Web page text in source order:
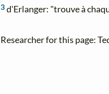
3d'Erlanger: "trouve à
Researcher for this page: